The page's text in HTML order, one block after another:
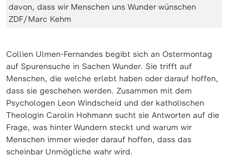
davon, dass wir Menschen uns Wunder wünschen
ZDF/Marc Kehm
Collien Ulmen-Fernandes begibt sich an Ostermontag
auf Spurensuche in Sachen Wunder. Sie trifft auf
Menschen, die welche erlebt haben oder darauf hoffen,
dass sie geschehen werden. Zusammen mit dem
Psychologen Leon Windscheid und der katholischen
Theologin Carolin Hohmann sucht sie Antworten auf die
Frage, was hinter Wundern steckt und warum wir
Menschen immer wieder darauf hoffen, dass das
scheinbar Unmögliche wahr wird.